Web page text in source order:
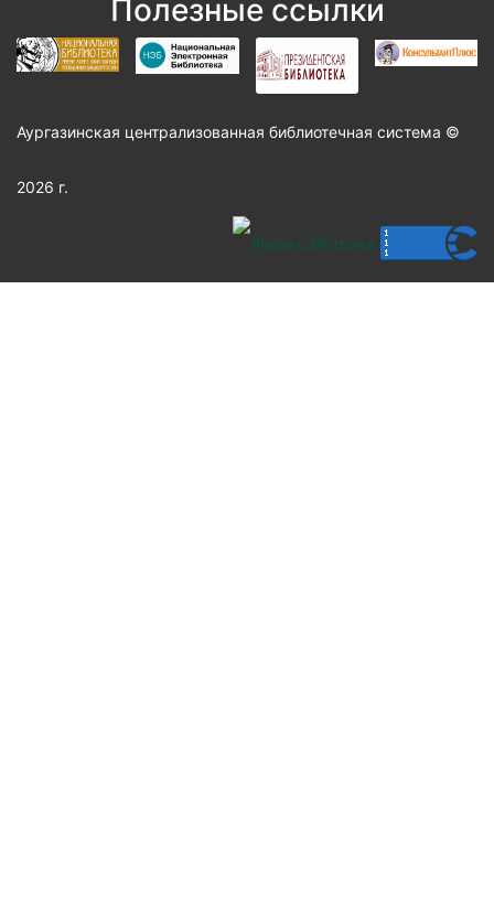
Полезные ссылки
Аургазинская централизованная библиотечная система ©
2026 г.